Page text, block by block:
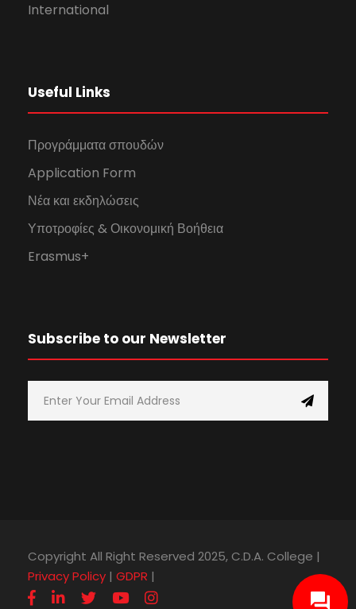
International
Useful Links
Προγράμματα σπουδών
Application Form
Νέα και εκδηλώσεις
Υποτροφίες & Οικονομική Βοήθεια
Erasmus+
Subscribe to our Newsletter
Copyright All Right Reserved 2025, C.D.A. College |
Privacy Policy | GDPR |